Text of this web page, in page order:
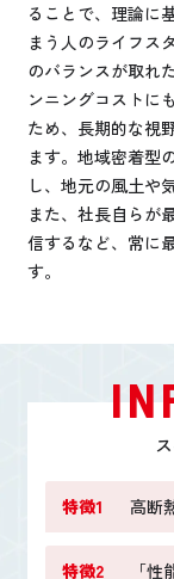
ることで、理論に
まう人のライフス
のバランスが取れ
ンニングコストに
ため、長期的な視
ます。地域密着型
し、地元の風土や
また、社長自らが
信するなど、常に
す。
特徴1 高断
特徴2
「